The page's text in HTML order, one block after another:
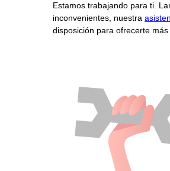
Estamos trabajando para ti.
inconvenientes, nuestra
disposición para ofrecerte